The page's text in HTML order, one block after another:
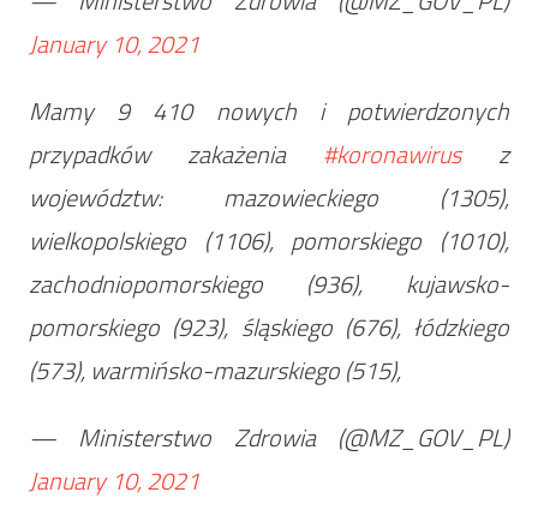
January 10, 2021
Mamy 9 410 nowych i potwierdzonych
przypadków zakażenia #koronawirusz
województw: mazowieckiego (1305),
wielkopolskiego (1106), pomorskiego (1010),
zachodniopomorskiego (936), kujawsko-
pomorskiego (923), śląskiego (676), łódzkiego
(573), warmińsko-mazurskiego (515),
— Ministerstwo Zdrowia (@MZ_GOV_PL)
January 10, 2021